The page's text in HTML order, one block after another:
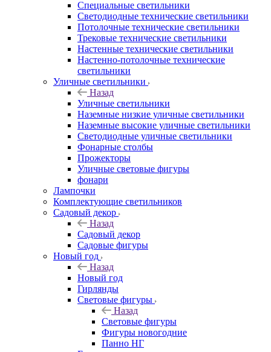
Специальные светильники
Светодиодные технические светильники
Потолочные технические светильники
Трековые технические светильники
Настенные технические светильники
Настенно-потолочные технические
светильники
Уличные светильники
Назад
Уличные светильники
Наземные низкие уличные светильники
Наземные высокие уличные светильники
Светодиодные уличные светильники
Фонарные столбы
Прожекторы
Уличные световые фигуры
фонари
Лампочки
Комплектующие светильников
Садовый декор
Назад
Садовый декор
Садовые фигуры
Новый год
Назад
Новый год
Гирлянды
Световые фигуры
Назад
Световые фигуры
Фигуры новогодние
Панно НГ